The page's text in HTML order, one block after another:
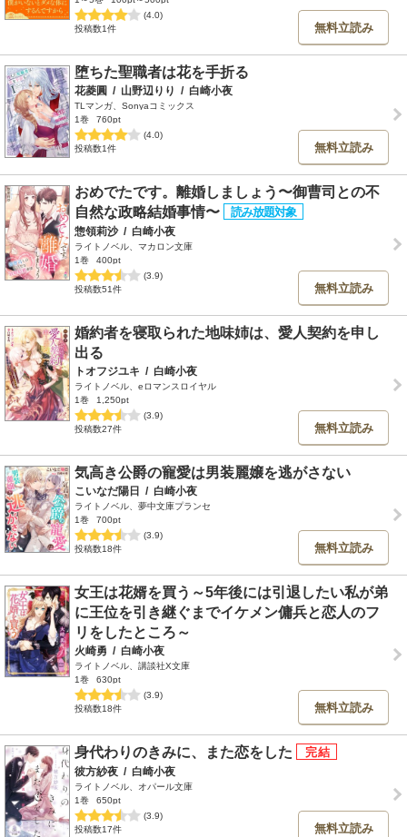
(4.0)
投稿数1件
無料立読み
堕ちた聖職者は花を手折る
花菱圓 / 山野辺りり / 白崎小夜
TLマンガ、Sonyaコミックス
1巻
760pt
(4.0)
投稿数1件
無料立読み
おめでたです。離婚しましょう〜御曹司との不
自然な政略結婚事情〜
惣領莉沙 / 白崎小夜
ライトノベル、マカロン文庫
1巻
400pt
(3.9)
投稿数51件
無料立読み
婚約者を寝取られた地味姉は、愛人契約を申し
出る
トオフジユキ / 白崎小夜
ライトノベル、eロマンスロイヤル
1巻
1,250pt
(3.9)
投稿数27件
無料立読み
気高き公爵の寵愛は男装麗嬢を逃がさない
こいなだ陽日 / 白崎小夜
ライトノベル、夢中文庫プランセ
1巻
700pt
(3.9)
投稿数18件
無料立読み
女王は花婿を買う～5年後には引退したい私が弟
に王位を引き継ぐまでイケメン傭兵と恋人のフ
リをしたところ～
火崎勇 / 白崎小夜
ライトノベル、講談社X文庫
1巻
630pt
(3.9)
投稿数18件
無料立読み
身代わりのきみに、また恋をした
彼方紗夜 / 白崎小夜
ライトノベル、オパール文庫
1巻
650pt
(3.9)
投稿数17件
無料立読み